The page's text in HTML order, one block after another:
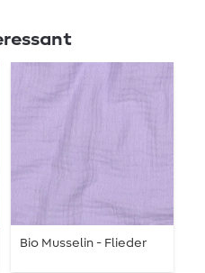
Bio Musselin - Flieder